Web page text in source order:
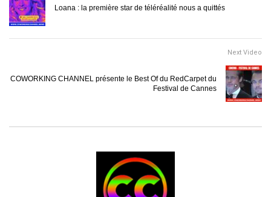
Loana : la première star de téléréalité nous a quittés
Next Video
COWORKING CHANNEL présente le Best Of du RedCarpet du
Festival de Cannes